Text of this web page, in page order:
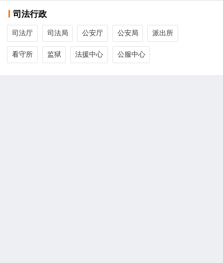
司法行政
司法厅 司法局 公安厅 公安局 派出所
看守所 监狱 法援中心 公服中心